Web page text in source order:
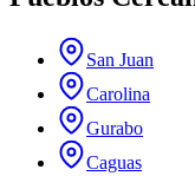
San Juan
Carolina
Gurabo
Caguas